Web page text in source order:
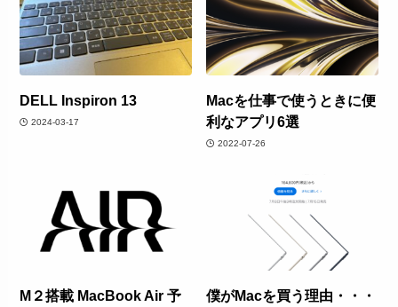
DELL Inspiron 13
2024-03-17
Macを仕事で使うときに便
利なアプリ6選
2022-07-26
M２搭載 MacBook Air 予
僕がMacを買う理由・・・